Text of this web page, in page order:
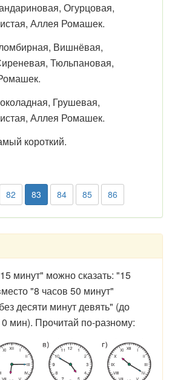
Огурцовая,
Аллея Ромашек.
Вишнёвая,
Тюльпановая,
Грушевая,
Аллея Ромашек.
короткий.
82 83 84 85 86
минут" можно сказать: "15
"8 часов 50 минут"
десяти минут девять" (до
мин). Прочитай по-разному: